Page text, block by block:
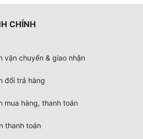
CHÍNH
vận chuyển & giao nhận
đổi trả hàng
mua hàng, thanh toán
thanh toán